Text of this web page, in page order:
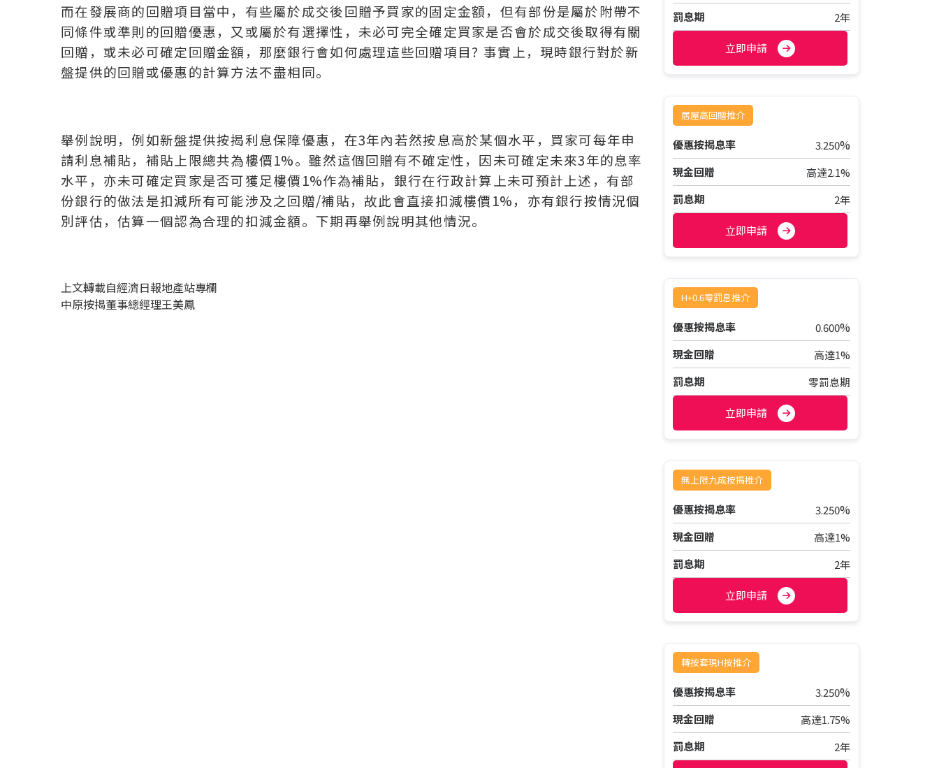
而在發展商的回贈項目當中，有些屬於成交後回贈予買家的固定金額，但有部份是屬於附帶不
同條件或準則的回贈優惠，又或屬於有選擇性，未必可完全確定買家是否會於成交後取得有關
回贈，或未必可確定回贈金額，那麼銀行會如何處理這些回贈項目? 事實上，現時銀行對於新
盤提供的回贈或優惠的計算方法不盡相同。
舉例說明，例如新盤提供按揭利息保障優惠，在3年內若然按息高於某個水平，買家可每年申
請利息補貼，補貼上限總共為樓價1%。雖然這個回贈有不確定性，因未可確定未來3年的息率
水平，亦未可確定買家是否可獲足樓價1%作為補貼，銀行在行政計算上未可預計上述，有部
份銀行的做法是扣減所有可能涉及之回贈/補貼，故此會直接扣減樓價1%，亦有銀行按情況個
別評估，估算一個認為合理的扣減金額。下期再舉例說明其他情況。
上文轉載自經濟日報地產站專欄
中原按揭董事總經理王美鳳
罰息期
2年
立即申請
居屋高回贈推介
優惠按揭息率 3.250%
現金回贈
高達2.1%
罰息期
2年
立即申請
H+0.6零罰息推介
優惠按揭息率 0.600%
現金回贈
高達1%
罰息期
零罰息期
立即申請
無上限九成按揭推介
優惠按揭息率 3.250%
現金回贈
高達1%
罰息期
2年
立即申請
轉按套現H按推介
優惠按揭息率 3.250%
現金回贈
高達1.75%
罰息期
2年